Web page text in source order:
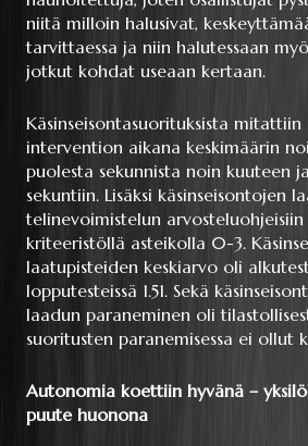
niitä milloin halusivat,
tarvittaessa ja niin halutessaan
jotkut kohdat useaan kertaan.
Käsinseisontasuorituksista
intervention aikana keskimäärin
puolesta sekunnista noin kuuteen
sekuntiin. Lisäksi käsinseisontojen
telinevoimistelun
kriteeristöllä asteikolla 0-3.
laatupisteiden keskiarvo oli
lopputesteissä 1.51. Sekä
laadun paraneminen oli
suoritusten paranemisessa ei ollut
Autonomia koettiin hyvänä –
puute huonona